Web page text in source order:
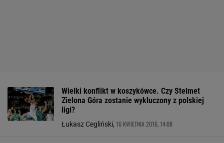
Wielki konflikt w koszykówce. Czy Stelmet
Zielona Góra zostanie wykluczony z polskiej
ligi?
Łukasz Cegliński, 16 KWIETNIA 2016, 14:08